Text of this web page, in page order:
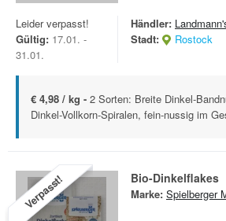
Leider verpasst!
Gültig: 17.01. -
31.01.
Händler:
Stadt:
Rostock
€ 4,98 / kg - 2 Sorten: Breite Dinkel-
Dinkel-Vollkorn-Spiralen, fein-nussig im
Verpasst! Bio-Dinkelflakes
Marke: Spielberger